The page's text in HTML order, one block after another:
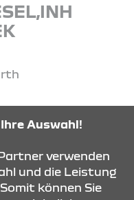
Auswahl!
verwenden
und die Leistung
können Sie